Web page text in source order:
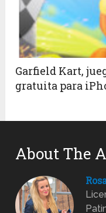
Garfield Kart,
gratuita para
About The